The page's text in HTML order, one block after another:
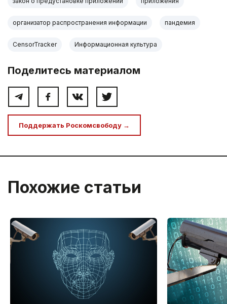
организатор распространения информации пандемия
CensorTracker Информационная культура
Поделитесь материалом
Поддержать Роскомсвободу →
Похожие статьи